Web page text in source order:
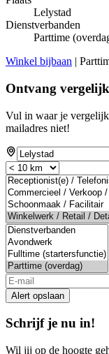
Lelystad
Dienstverbanden
Parttime
Winkel bijbaan |
Ontvang
Vul in waar je
mailadres niet!
Alert opslaan
Schrijf je nu in!
Wil jij op de hoogte